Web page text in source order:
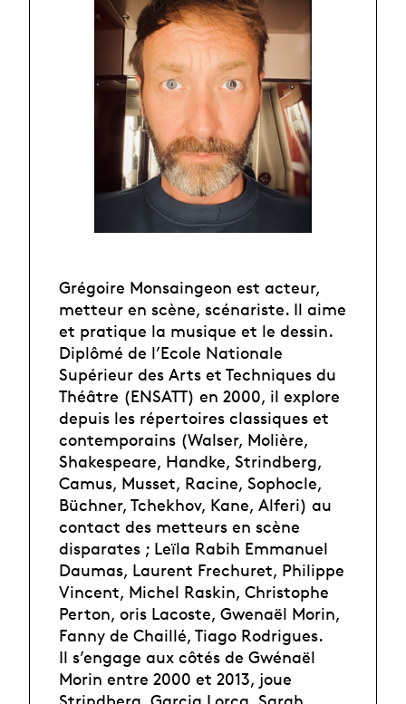
Grégoire Monsaingeon est acteur,
metteur en scène, scénariste. Il aime
et pratique la musique et le dessin.
Diplômé de l’Ecole Nationale
Supérieur des Arts et Techniques du
Théâtre (ENSATT) en 2000, il explore
depuis les répertoires classiques et
contemporains (Walser, Molière,
Shakespeare, Handke, Strindberg,
Camus, Musset, Racine, Sophocle,
Büchner, Tchekhov, Kane, Alferi) au
contact des metteurs en scène
disparates ; Leïla Rabih Emmanuel
Daumas, Laurent Frechuret, Philippe
Vincent, Michel Raskin, Christophe
Perton, oris Lacoste, Gwenaël Morin,
Fanny de Chaillé, Tiago Rodrigues.
Il s’engage aux côtés de Gwénaël
Morin entre 2000 et 2013, joue